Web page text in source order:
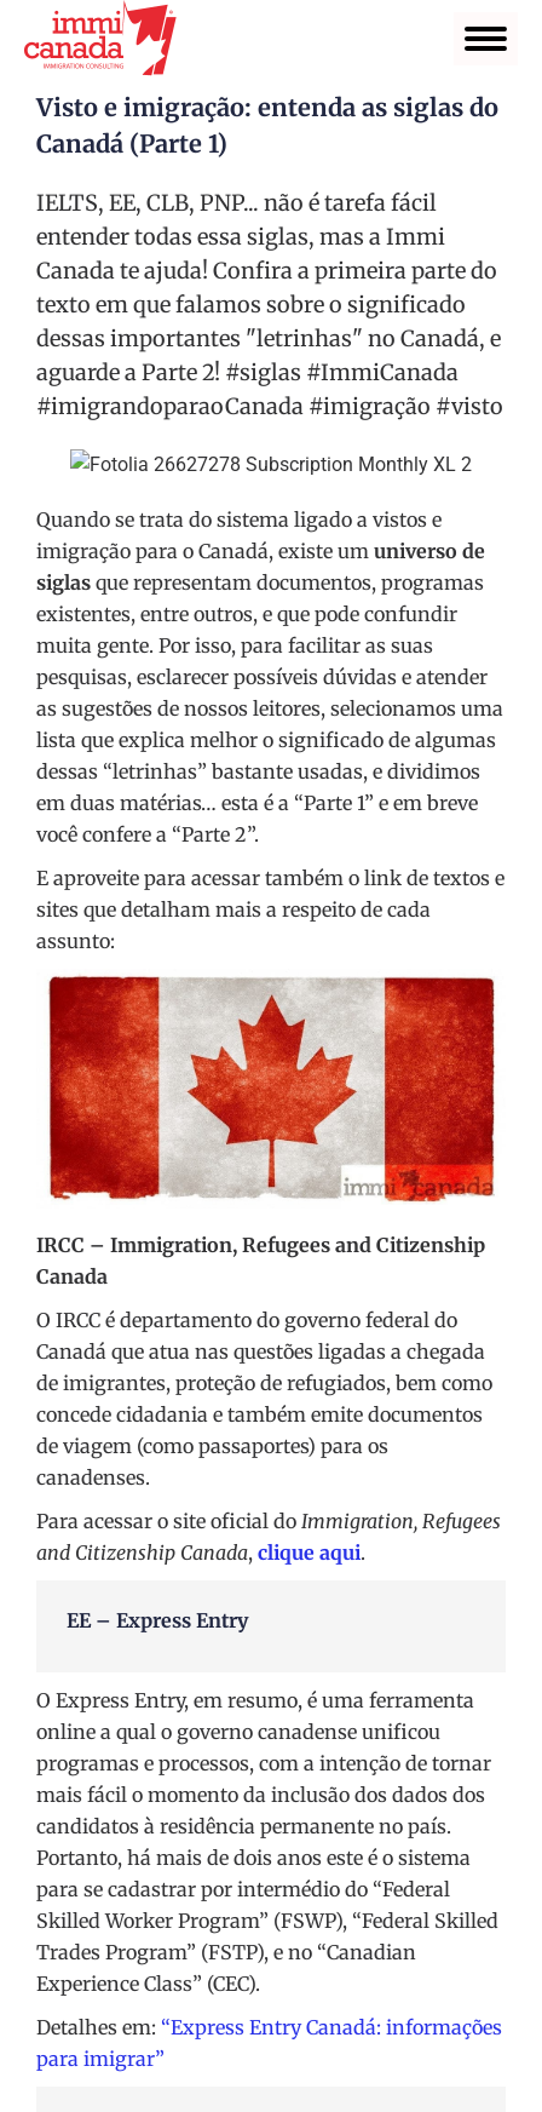
Visto e imigração: entenda as siglas do
Canadá (Parte 1)
IELTS, EE, CLB, PNP... não é tarefa fácil
entender todas essa siglas, mas a Immi
Canada te ajuda! Confira a primeira parte do
texto em que falamos sobre o significado
dessas importantes "letrinhas" no Canadá, e
aguarde a Parte 2! #siglas #ImmiCanada
#imigrandoparaoCanada #imigração #visto
Quando se trata do sistema ligado a vistos e
imigração para o Canadá, existe um universo de
siglas que representam documentos, programas
existentes, entre outros, e que pode confundir
muita gente. Por isso, para facilitar as suas
pesquisas, esclarecer possíveis dúvidas e atender
as sugestões de nossos leitores, selecionamos uma
lista que explica melhor o significado de algumas
dessas “letrinhas” bastante usadas, e dividimos
em duas matérias… esta é a “Parte 1” e em breve
você confere a “Parte 2”.
E aproveite para acessar também o link de textos e
sites que detalham mais a respeito de cada
assunto:
IRCC – Immigration, Refugees and Citizenship
Canada
O IRCC é departamento do governo federal do
Canadá que atua nas questões ligadas a chegada
de imigrantes, proteção de refugiados, bem como
concede cidadania e também emite documentos
de viagem (como passaportes) para os
canadenses.
Para acessar o site oficial do Immigration, Refugees
and Citizenship Canada, clique aqui.
EE – Express Entry
O Express Entry, em resumo, é uma ferramenta
online a qual o governo canadense unificou
programas e processos, com a intenção de tornar
mais fácil o momento da inclusão dos dados dos
candidatos à residência permanente no país.
Portanto, há mais de dois anos este é o sistema
para se cadastrar por intermédio do “Federal
Skilled Worker Program” (FSWP), “Federal Skilled
Trades Program” (FSTP), e no “Canadian
Experience Class” (CEC).
Detalhes em: “Express Entry Canadá: informações
para imigrar”